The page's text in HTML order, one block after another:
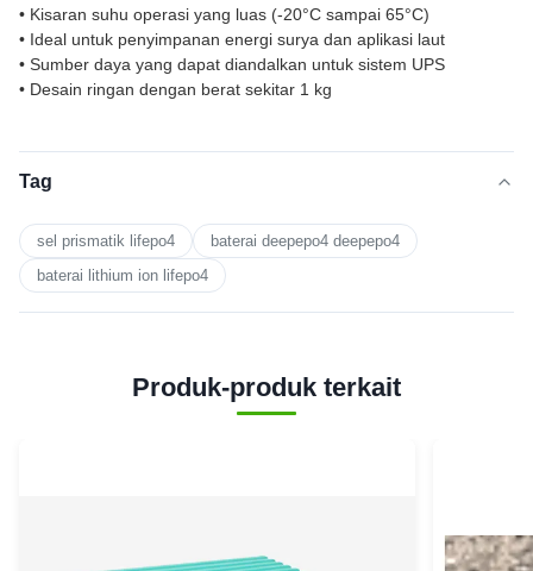
• Kisaran suhu operasi yang luas (-20°C sampai 65°C)
• Ideal untuk penyimpanan energi surya dan aplikasi laut
• Sumber daya yang dapat diandalkan untuk sistem UPS
• Desain ringan dengan berat sekitar 1 kg
Tag
sel prismatik lifepo4
baterai deepepo4 deepepo4
baterai lithium ion lifepo4
Produk-produk terkait